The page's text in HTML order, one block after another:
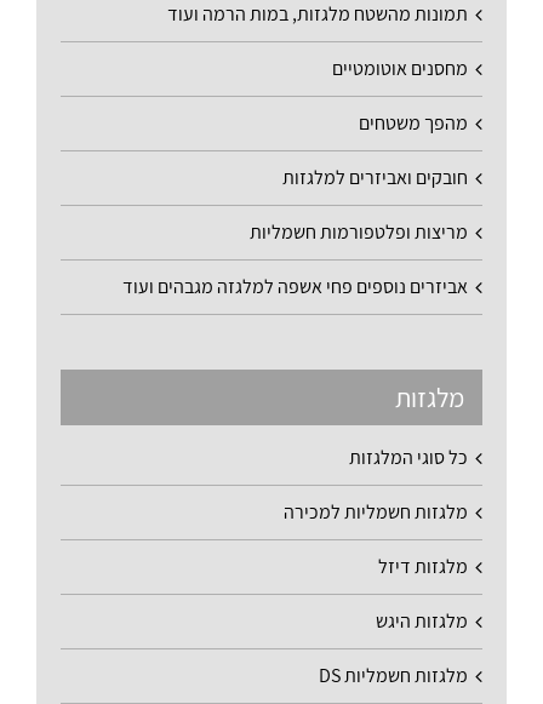
תמונות מהשטח מלגזות, במות הרמה ועוד
מחסנים אוטומטיים
מהפך משטחים
חובקים ואביזרים למלגזות
מריצות ופלטפורמות חשמליות
אביזרים נוספים פחי אשפה למלגזה מגבהים ועוד
מלגזות
כל סוגי המלגזות
מלגזות חשמליות למכירה
מלגזות דיזל
מלגזות היגש
מלגזות חשמליות DS